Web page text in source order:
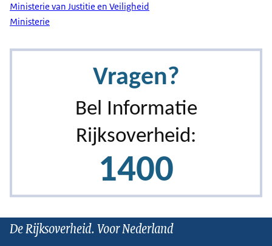
Ministerie van Justitie en Veiligheid
Ministerie
De Rijksoverheid. Voor Nederland